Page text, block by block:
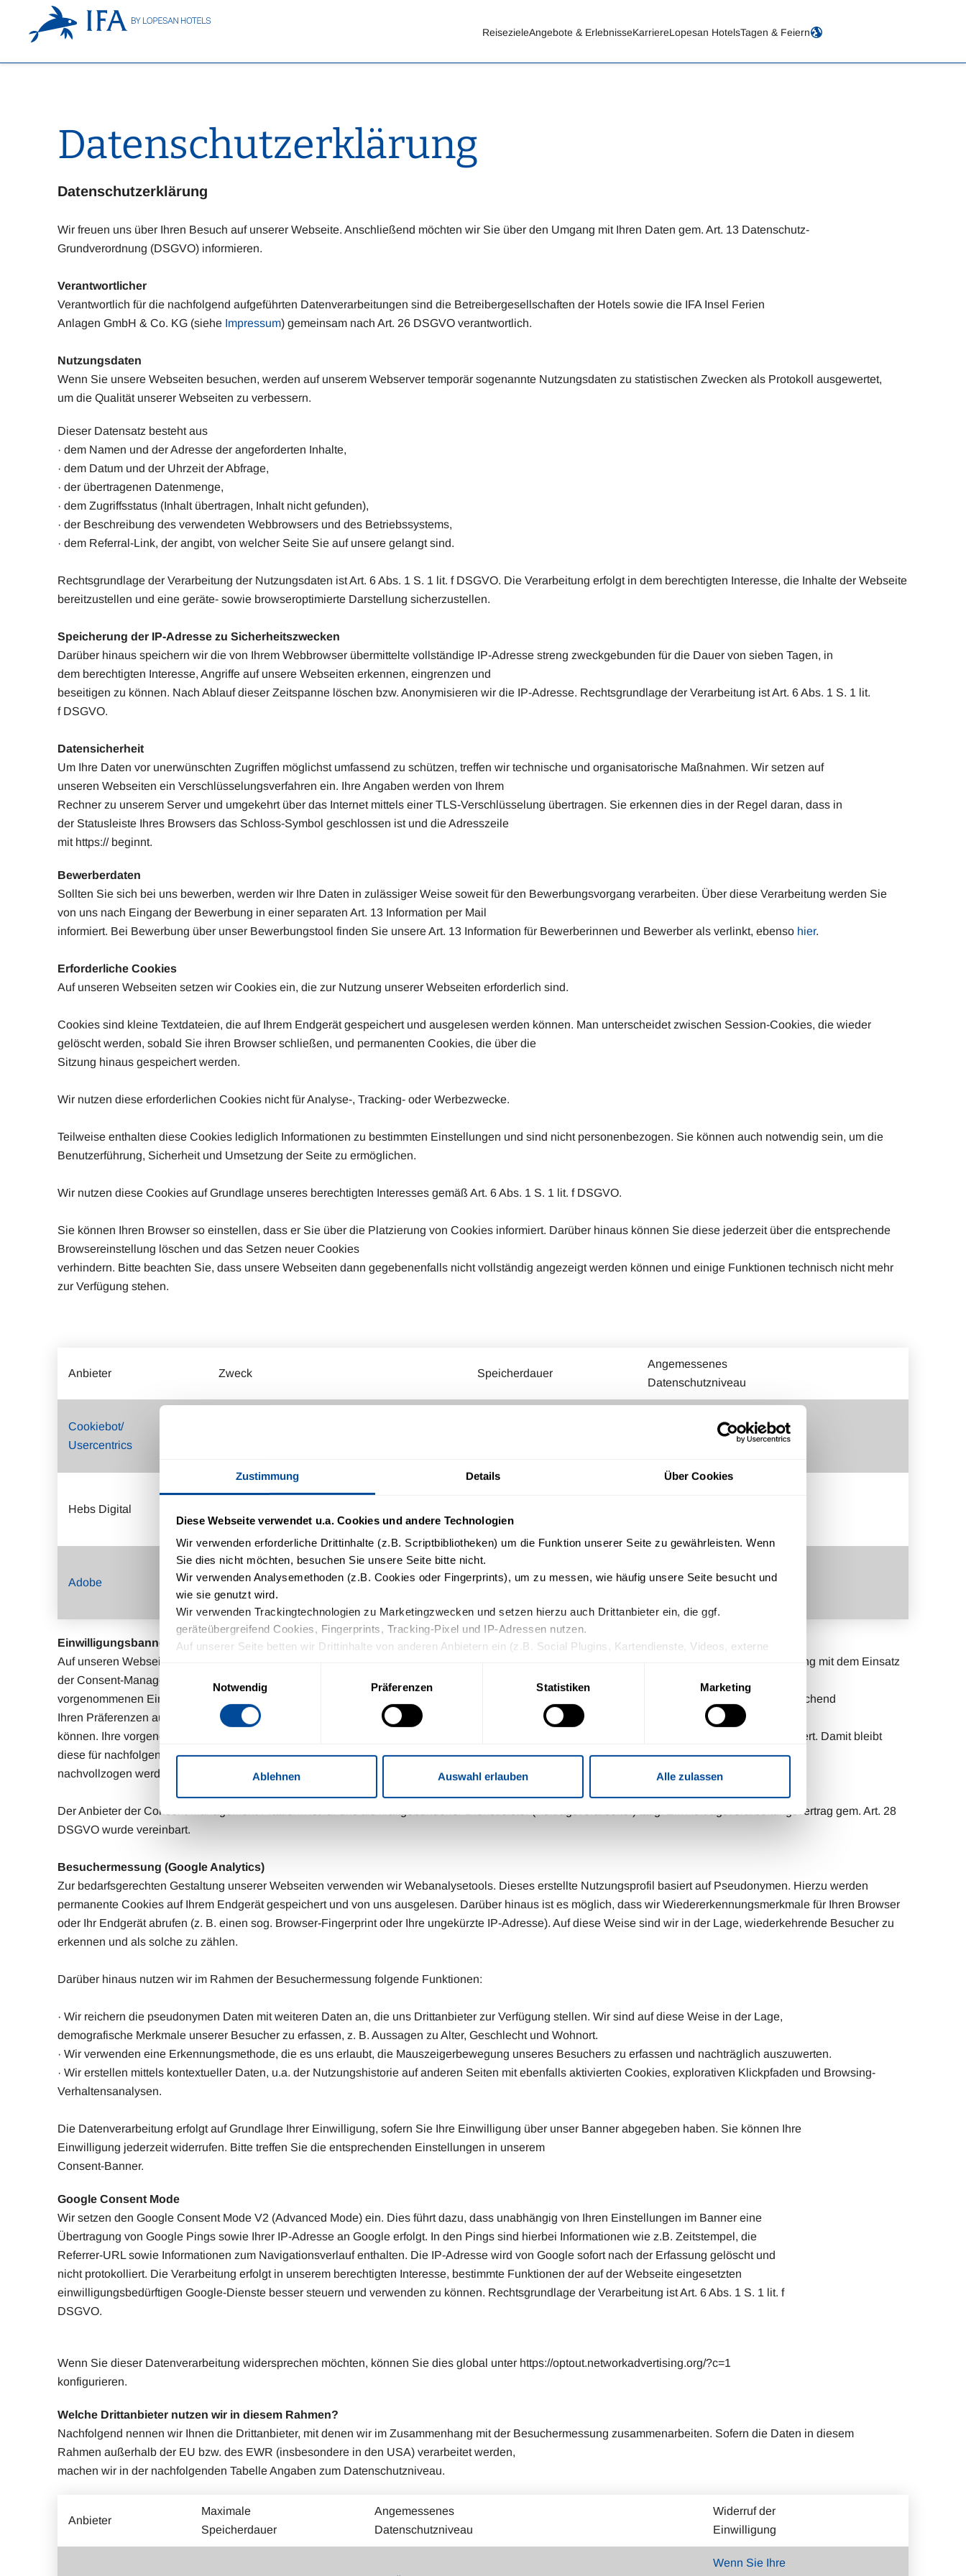
Zustimmung Details Über Cookies
Diese Webseite verwendet u.a. Cookies und andere Technologien
Wir verwenden erforderliche Drittinhalte (z.B. Scriptbibliotheken) um die Funktion unserer Seite zu gewährleisten. Wenn
Sie dies nicht möchten, besuchen Sie unsere Seite bitte nicht.
Wir verwenden Analysemethoden (z.B. Cookies oder Fingerprints), um zu messen, wie häufig unsere Seite besucht und
wie sie genutzt wird.
Wir verwenden Trackingtechnologien zu Marketingzwecken und setzen hierzu auch Drittanbieter ein, die ggf.
geräteübergreifend Cookies, Fingerprints, Tracking-Pixel und IP-Adressen nutzen.
Auf unserer Seite betten wir Drittinhalte von anderen Anbietern ein (z.B. Social Plugins, Kartendienste, Videos, externe
Einfluss.
Zukunft widerrufen. Mehr Informationen finden Sie in unserer Datenschutzerklärung.
Notwendig
Präferenzen Statistiken Marketing
Ablehnen Auswahl erlauben Alle zulassen
ReisezieleAngebote & ErlebnisseKarriereLopesan HotelsTagen & Feiern
Datenschutzerklärung
Datenschutzerklärung
Wir freuen uns über Ihren Besuch auf unserer Webseite. Anschließend möchten wir Sie über den Umgang mit Ihren Daten gem. Art. 13 Datenschutz-
Grundverordnung (DSGVO) informieren.
Verantwortlicher
Verantwortlich für die nachfolgend aufgeführten Datenverarbeitungen sind die Betreibergesellschaften der Hotels sowie die IFA Insel Ferien
Anlagen GmbH & Co. KG (siehe Impressum) gemeinsam nach Art. 26 DSGVO verantwortlich.
Nutzungsdaten
Wenn Sie unsere Webseiten besuchen, werden auf unserem Webserver temporär sogenannte Nutzungsdaten zu statistischen Zwecken als Protokoll ausgewertet,
um die Qualität unserer Webseiten zu verbessern.
Dieser Datensatz besteht aus
· dem Namen und der Adresse der angeforderten Inhalte,
· dem Datum und der Uhrzeit der Abfrage,
· der übertragenen Datenmenge,
· dem Zugriffsstatus (Inhalt übertragen, Inhalt nicht gefunden),
· der Beschreibung des verwendeten Webbrowsers und des Betriebssystems,
· dem Referral-Link, der angibt, von welcher Seite Sie auf unsere gelangt sind.
​Rechtsgrundlage der Verarbeitung der Nutzungsdaten ist Art. 6 Abs. 1 S. 1 lit. f DSGVO. Die Verarbeitung erfolgt in dem berechtigten Interesse, die Inhalte der Webseite
bereitzustellen und eine geräte- sowie browseroptimierte Darstellung sicherzustellen.
Speicherung der IP-Adresse zu Sicherheitszwecken
Darüber hinaus speichern wir die von Ihrem Webbrowser übermittelte vollständige IP-Adresse streng zweckgebunden für die Dauer von sieben Tagen, in
dem berechtigten Interesse, Angriffe auf unsere Webseiten erkennen, eingrenzen und
beseitigen zu können. Nach Ablauf dieser Zeitspanne löschen bzw. Anonymisieren wir die IP-Adresse. Rechtsgrundlage der Verarbeitung ist Art. 6 Abs. 1 S. 1 lit.
f DSGVO.
Datensicherheit
Um Ihre Daten vor unerwünschten Zugriffen möglichst umfassend zu schützen, treffen wir technische und organisatorische Maßnahmen. Wir setzen auf
unseren Webseiten ein Verschlüsselungsverfahren ein. Ihre Angaben werden von Ihrem
Rechner zu unserem Server und umgekehrt über das Internet mittels einer TLS-Verschlüsselung übertragen. Sie erkennen dies in der Regel daran, dass in
der Statusleiste Ihres Browsers das Schloss-Symbol geschlossen ist und die Adresszeile
mit https:// beginnt.
Bewerberdaten
Sollten Sie sich bei uns bewerben, werden wir Ihre Daten in zulässiger Weise soweit für den Bewerbungsvorgang verarbeiten. Über diese Verarbeitung werden Sie
von uns nach Eingang der Bewerbung in einer separaten Art. 13 Information per Mail
informiert. Bei Bewerbung über unser Bewerbungstool finden Sie unsere Art. 13 Information für Bewerberinnen und Bewerber als verlinkt, ebenso hier.
Erforderliche Cookies
Auf unseren Webseiten setzen wir Cookies ein, die zur Nutzung unserer Webseiten erforderlich sind.
Cookies sind kleine Textdateien, die auf Ihrem Endgerät gespeichert und ausgelesen werden können. Man unterscheidet zwischen Session-Cookies, die wieder
gelöscht werden, sobald Sie ihren Browser schließen, und permanenten Cookies, die über die
Sitzung hinaus gespeichert werden.
Wir nutzen diese erforderlichen Cookies nicht für Analyse-, Tracking- oder Werbezwecke.
Teilweise enthalten diese Cookies lediglich Informationen zu bestimmten Einstellungen und sind nicht personenbezogen. Sie können auch notwendig sein, um die
Benutzerführung, Sicherheit und Umsetzung der Seite zu ermöglichen.
Wir nutzen diese Cookies auf Grundlage unseres berechtigten Interesses gemäß Art. 6 Abs. 1 S. 1 lit. f DSGVO.
Sie können Ihren Browser so einstellen, dass er Sie über die Platzierung von Cookies informiert. Darüber hinaus können Sie diese jederzeit über die entsprechende
Browsereinstellung löschen und das Setzen neuer Cookies
verhindern. Bitte beachten Sie, dass unsere Webseiten dann gegebenenfalls nicht vollständig angezeigt werden können und einige Funktionen technisch nicht mehr
zur Verfügung stehen.
Anbieter Zweck Speicherdauer
Angemessenes
Datenschutzniveau
Cookiebot/
Usercentrics
Datenverarbeitung im EU/
Hebs Digital
Bereitstellung Online-
Buchungstool
Adobe
Content Personalisation/
Tag Management
Einwilligungsbanner
Auf unseren Webseiten nutzen wir eine Consent-Management-Plattform (Einwilligungs-bwz. Cookie-Banner). Die Verarbeitungen im Zusammenhang mit dem Einsatz
der Consent-Management-Plattform sowie der Protokollierung der von Ihnen
vorgenommenen Einstellungen erfolgen auf Grundlage von Art. 6 Abs. 1 S. 1 lit. f DSGVO, in unserem berechtigten Interesse unsere Inhalte entsprechend
Ihren Präferenzen auszuspielen und Ihre erteilte(n) Einwilligung(en) nachweisen zu
können. Ihre vorgenommenen Einstellungen, die damit erteilten Einwilligungen sowie Teile Ihrer Nutzungsdaten werden in einem Cookie gespeichert. Damit bleibt
diese für nachfolgende Seitenanfragen erhalten und Ihre Einwilligungen können weiterhin
nachvollzogen werden. Weitere Informationen finden Sie hierzu unter dem Verknüpfungspunkt „Erforderliche Cookies“ (s.o.).
Der Anbieter der Consent-Management-Plattform ist für uns als kraftgebundener Dienstleister (Auftragsverarbeiter) tätig. Ein Auftragsverarbeitungsvertrag gem. Art. 28
DSGVO wurde vereinbart.​
Besuchermessung (Google Analytics)
Zur bedarfsgerechten Gestaltung unserer Webseiten verwenden wir Webanalysetools. Dieses erstellte Nutzungsprofil basiert auf Pseudonymen. Hierzu werden
permanente Cookies auf Ihrem Endgerät gespeichert und von uns ausgelesen. Darüber hinaus ist es möglich, dass wir Wiedererkennungsmerkmale für Ihren Browser
oder Ihr Endgerät abrufen (z. B. einen sog. Browser-Fingerprint oder Ihre ungekürzte IP-Adresse). Auf diese Weise sind wir in der Lage, wiederkehrende Besucher zu
erkennen und als solche zu zählen.
Darüber hinaus nutzen wir im Rahmen der Besuchermessung folgende Funktionen:
· Wir reichern die pseudonymen Daten mit weiteren Daten an, die uns Drittanbieter zur Verfügung stellen. Wir sind auf diese Weise in der Lage,
demografische Merkmale unserer Besucher zu erfassen, z. B. Aussagen zu Alter, Geschlecht und Wohnort.
· Wir verwenden eine Erkennungsmethode, die es uns erlaubt, die Mauszeigerbewegung unseres Besuchers zu erfassen und nachträglich auszuwerten.
· Wir erstellen mittels kontextueller Daten, u.a. der Nutzungshistorie auf anderen Seiten mit ebenfalls aktivierten Cookies, explorativen Klickpfaden und Browsing-
Verhaltensanalysen.
Die Datenverarbeitung erfolgt auf Grundlage Ihrer Einwilligung, sofern Sie Ihre Einwilligung über unser Banner abgegeben haben. Sie können Ihre
Einwilligung jederzeit widerrufen. Bitte treffen Sie die entsprechenden Einstellungen in unserem
Consent-Banner.
Google Consent Mode
Wir setzen den Google Consent Mode V2 (Advanced Mode) ein. Dies führt dazu, dass unabhängig von Ihren Einstellungen im Banner eine
Übertragung von Google Pings sowie Ihrer IP-Adresse an Google erfolgt. In den Pings sind hierbei Informationen wie z.B. Zeitstempel, die
Referrer-URL sowie Informationen zum Navigationsverlauf enthalten. Die IP-Adresse wird von Google sofort nach der Erfassung gelöscht und
nicht protokolliert. Die Verarbeitung erfolgt in unserem berechtigten Interesse, bestimmte Funktionen der auf der Webseite eingesetzten
einwilligungsbedürftigen Google-Dienste besser steuern und verwenden zu können. Rechtsgrundlage der Verarbeitung ist Art. 6 Abs. 1 S. 1 lit. f
DSGVO.
Wenn Sie dieser Datenverarbeitung widersprechen möchten, können Sie dies global unter https://optout.networkadvertising.org/?c=1
konfigurieren.
Welche Drittanbieter nutzen wir in diesem Rahmen?
Nachfolgend nennen wir Ihnen die Drittanbieter, mit denen wir im Zusammenhang mit der Besuchermessung zusammenarbeiten. Sofern die Daten in diesem
Rahmen außerhalb der EU bzw. des EWR (insbesondere in den USA) verarbeitet werden,
machen wir in der nachfolgenden Tabelle Angaben zum Datenschutzniveau.
Anbieter
Maximale
Speicherdauer
Angemessenes
Datenschutzniveau
Widerruf der
Einwilligung
Wenn Sie Ihre